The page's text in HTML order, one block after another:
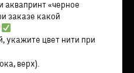
аквапринт «черное
заказе какой
укажите цвет нити при
верх).